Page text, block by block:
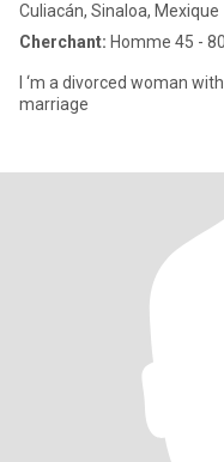
Culiacán, Sinaloa, Mexique
Cherchant: Homme 45 - 80
I ‘m a divorced woman
marriage